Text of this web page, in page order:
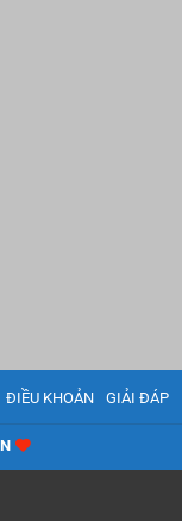
ĐIỀU KHOẢN GIẢI ĐÁP